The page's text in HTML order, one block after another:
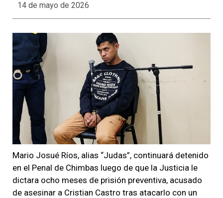
14 de mayo de 2026
Mario Josué Ríos, alias “Judas”, continuará detenido
en el Penal de Chimbas luego de que la Justicia le
dictara ocho meses de prisión preventiva, acusado
de asesinar a Cristian Castro tras atacarlo con un